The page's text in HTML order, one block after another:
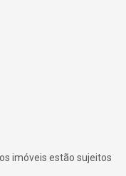
imóveis estão sujeitos